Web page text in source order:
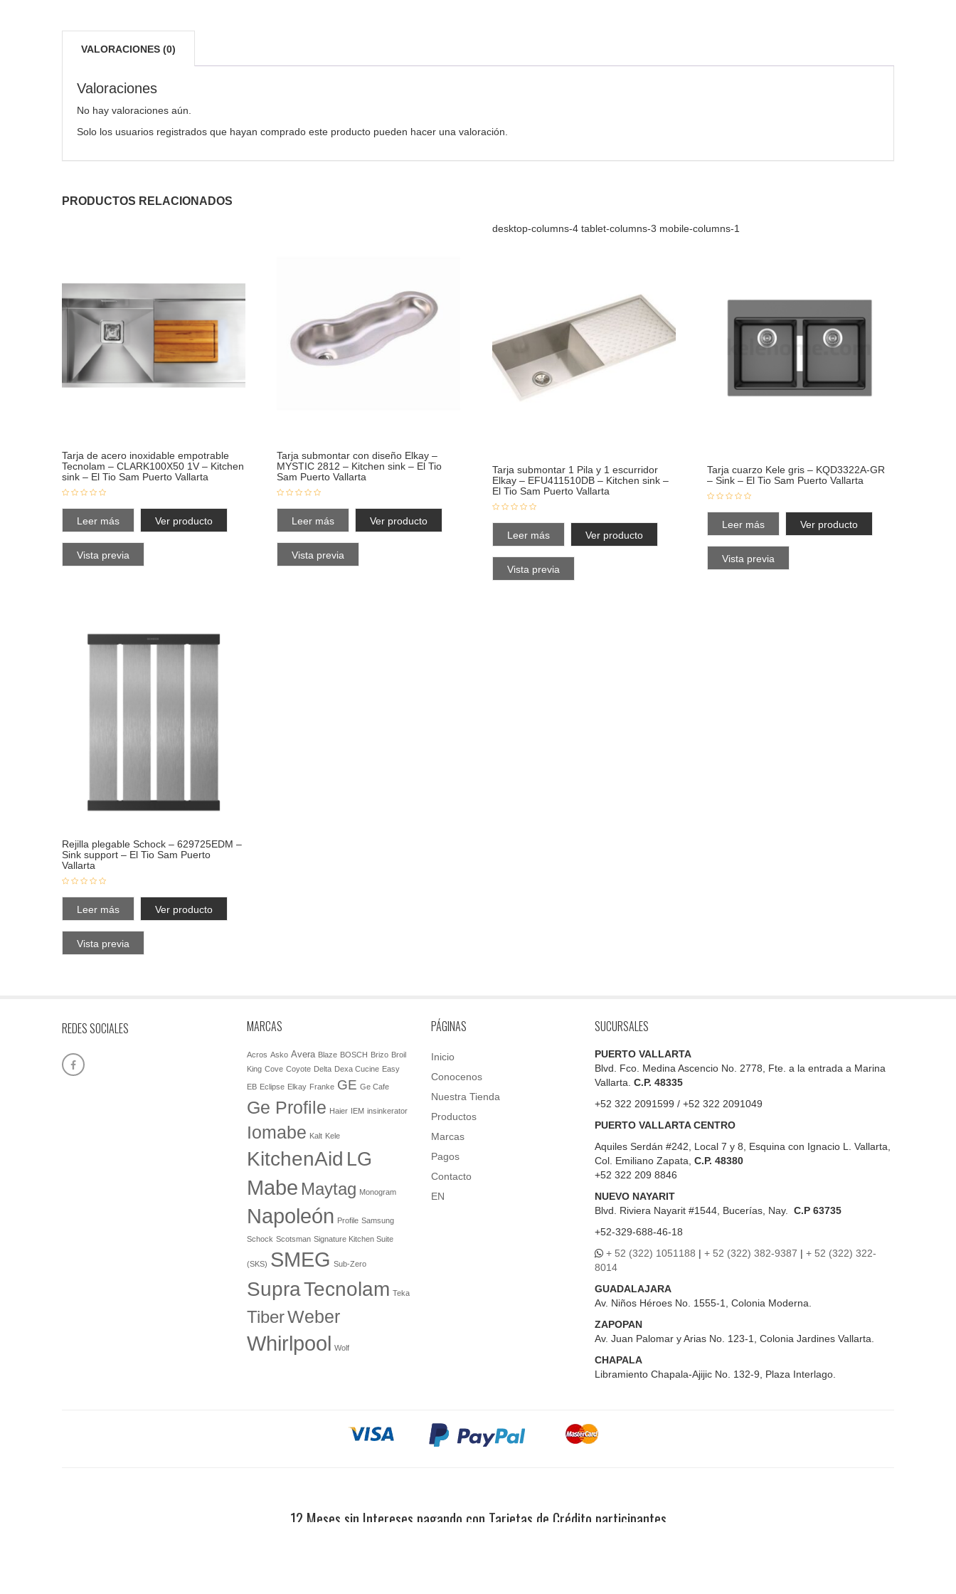
VALORACIONES (0)
Valoraciones
No hay valoraciones aún.
Solo los usuarios registrados que hayan comprado este producto pueden hacer una valoración.
PRODUCTOS RELACIONADOS
desktop-columns-4 tablet-columns-3 mobile-columns-1
Tarja de acero inoxidable empotrable
Tecnolam – CLARK100X50 1V – Kitchen
sink – El Tio Sam Puerto Vallarta
Leer más Ver producto
Vista previa
Tarja submontar con diseño Elkay –
MYSTIC 2812 – Kitchen sink – El Tio
Sam Puerto Vallarta
Leer más Ver producto
Vista previa
Tarja submontar 1 Pila y 1 escurridor
Elkay – EFU411510DB – Kitchen sink –
El Tio Sam Puerto Vallarta
Leer más Ver producto
Vista previa
Tarja cuarzo Kele gris – KQD3322A-GR
– Sink – El Tio Sam Puerto Vallarta
Leer más Ver producto
Vista previa
Rejilla plegable Schock – 629725EDM –
Sink support – El Tio Sam Puerto
Vallarta
Leer más Ver producto
Vista previa
REDES SOCIALES MARCAS
Acros Asko Avera Blaze BOSCH Brizo Broil
King Cove Coyote Delta Dexa Cucine Easy
EB Eclipse Elkay Franke GE Ge Cafe
Ge Profile Haier IEM insinkerator
Iomabe Kalt Kele
KitchenAid LG
Mabe Maytag Monogram
Napoleón Profile Samsung
Schock Scotsman Signature Kitchen Suite
(SKS) SMEG Sub-Zero
SupraTecnolam Teka
TiberWeber
Whirlpool Wolf
PÁGINAS
Inicio
Conocenos
Nuestra Tienda
Productos
Marcas
Pagos
Contacto
EN
SUCURSALES
PUERTO VALLARTA
Blvd. Fco. Medina Ascencio No. 2778, Fte. a la entrada a Marina
Vallarta. C.P. 48335
+52 322 2091599 / +52 322 2091049
PUERTO VALLARTA CENTRO
Aquiles Serdán #242, Local 7 y 8, Esquina con Ignacio L. Vallarta,
Col. Emiliano Zapata, C.P. 48380
+52 322 209 8846
NUEVO NAYARIT
Blvd. Riviera Nayarit #1544, Bucerías, Nay. C.P 63735
+52-329-688-46-18
+ 52 (322) 1051188 | + 52 (322) 382-9387 | + 52 (322) 322-
8014
GUADALAJARA
Av. Niños Héroes No. 1555-1, Colonia Moderna.
ZAPOPAN
Av. Juan Palomar y Arias No. 123-1, Colonia Jardines Vallarta.
CHAPALA
Libramiento Chapala-Ajijic No. 132-9, Plaza Interlago.
12 Meses sin Intereses pagando con Tarjetas de Crédito participantes